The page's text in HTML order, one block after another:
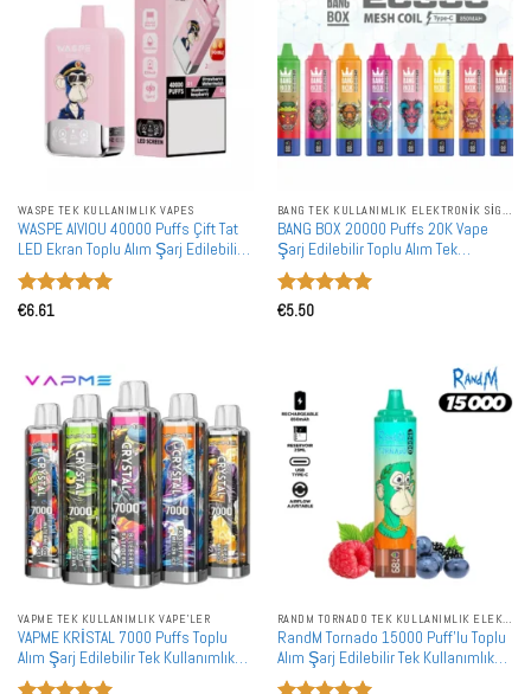
WASPE TEK KULLANIMLIK VAPES
WASPE AIVIOU 40000 Puffs Çift Tat
LED Ekran Toplu Alım Şarj Edilebilir
Tek Kullanımlık Vape Toptan Satış
5 üzerinden
€6.61
BANG TEK KULLANIMLIK ELEKTRONIK SIGARALAR
BANG BOX 20000 Puffs 20K Vape
Şarj Edilebilir Toplu Alım Tek
Kullanımlık Vape Toptan Satış
5 üzerinden
€5.50
VAPME TEK KULLANIMLIK VAPE'LER
VAPME KRİSTAL 7000 Puffs Toplu
Alım Şarj Edilebilir Tek Kullanımlık
Vape Toptan Satış
RANDM TORNADO TEK KULLANIMLIK ELEKTRONIK SIGARALAR
RandM Tornado 15000 Puff'lu Toplu
Alım Şarj Edilebilir Tek Kullanımlık
Vape Toptan Satış